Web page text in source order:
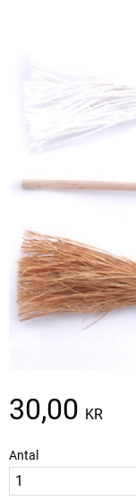
30,00 KR
Antal